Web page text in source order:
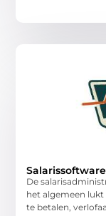
De
het algemeen
te betalen,